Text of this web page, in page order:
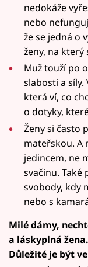
nedokáže
nebo
že se jedná o
ženy, na který
Muž touží po
slabosti a síly.
která ví, co
o dotyky,
Ženy si často
mateřskou. A
jedincem, ne
svačinu.
svobody, kdy
nebo s
Milé dámy,
a láskyplná
Důležité je být